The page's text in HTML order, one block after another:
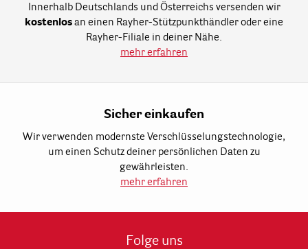
Innerhalb Deutschlands und Österreichs versenden wir
kostenlos an einen Rayher-Stützpunkthändler oder eine
Rayher-Filiale in deiner Nähe.
mehr erfahren
Sicher einkaufen
Wir verwenden modernste Verschlüsselungstechnologie,
um einen Schutz deiner persönlichen Daten zu
gewährleisten.
mehr erfahren
Folge uns